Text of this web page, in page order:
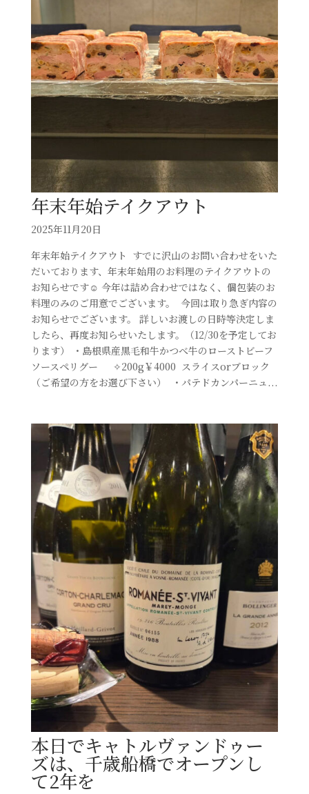
年末年始テイクアウト⁡
2025年11月20日
年末年始テイクアウト⁡ ⁡⁡ ⁡すでに沢山のお問い合わせをいた
だいております、年末年始用のお料理のテイクアウトの
お知らせです☺️⁡ ⁡今年は詰め合わせではなく、個包装のお
料理のみのご用意でございます。⁡ ⁡⁡ ⁡今回は取り急ぎ内容の
お知らせでございます。⁡ ⁡詳しいお渡しの日時等決定しま
したら、再度お知らせいたします。⁡（12/30を予定してお
ります）⁡ ・島根県産黒毛和牛かつべ牛のローストビーフ⁡ ⁡
ソースペリグー ⁡ ⁡ ✧︎200g￥4000 ⁡ スライスorブロック
（ご希望の方をお選び下さい） ⁡ ⁡・パテドカンパーニュ...
本日でキャトルヴァンドゥー
ズは、千歳船橋でオープンし
て2年を